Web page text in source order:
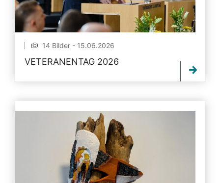
14 Bilder - 15.06.2026
VETERANENTAG 2026